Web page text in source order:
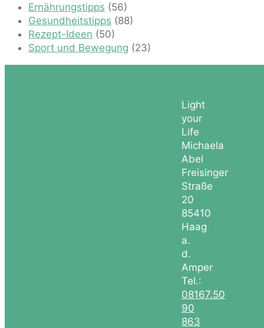
Ernährungstipps (56)
Gesundheitstipps (88)
Rezept-Ideen (50)
Sport und Bewegung (23)
Light
your
Life
Michaela
Abel
Freisinger
Straße
20
85410
Haag
a.
d.
Amper
Tel.:
08167.50
90
863